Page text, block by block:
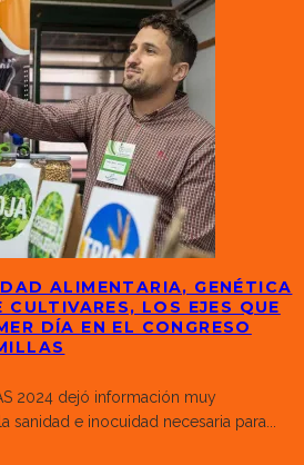
ALIMENTARIA, GENÉTICA
CULTIVARES, LOS EJES QUE
DÍA EN EL CONGRESO
2024 dejó información muy
sanidad e inocuidad necesaria para